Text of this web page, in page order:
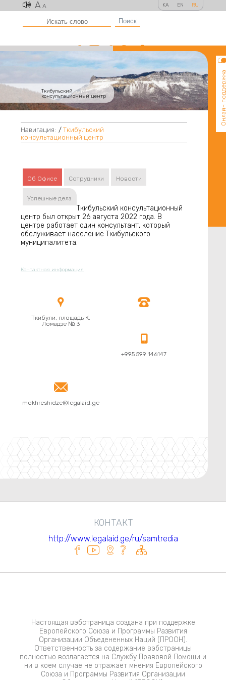
A A KA EN RU
Поиск
Ткибульский
консультационный центр
Онлайн
Навигация: / Ткибульский
консультационный центр
Об Офисе Сотрудники Новости
Успешные дела
Ткибульский консультационный
центр был открыт 26 августа 2022 года. В
центре работает один консультант, который
обслуживает население Ткибульского
муниципалитета.
Контактная информация

Ткибули, площадь К.
Ломадзе № 3


+995 599 146147

mokhreshidze@legalaid.ge
КОНТАКТ
http://www.legalaid.ge/ru/samtredia
Настоящая вэбстраница создана при поддержке
Европейского Союза и Программы Развития
Организации Объедененных Наций (ПРООН).
Ответственность за содержание вэбстраницы
полностью возлагается на Службу Правовой Помощи и
ни в коем случае не отражает мнения Европейского
Союза и Программы Развития Организации